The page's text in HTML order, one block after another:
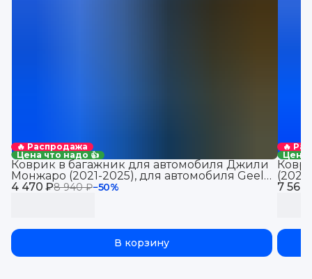
🔥 Распродажа
Цена что надо 👍
4 470 ₽8 940 ₽−50%
Коврик в багажник для автомобиля Джили
Монжаро (2021-2025), для автомобиля Geely
Monjaro, EVA 3D
В корзину
🔥
Цена
7 560